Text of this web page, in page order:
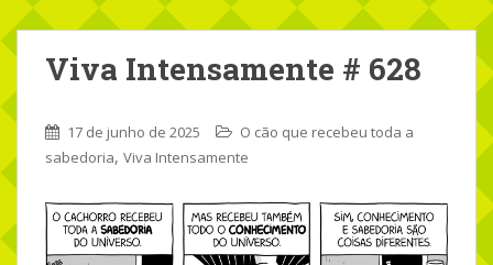
m
n
o
e
Viva Intensamente # 628
17 de junho de 2025
O cão que recebeu toda a
sabedoria, Viva Intensamente